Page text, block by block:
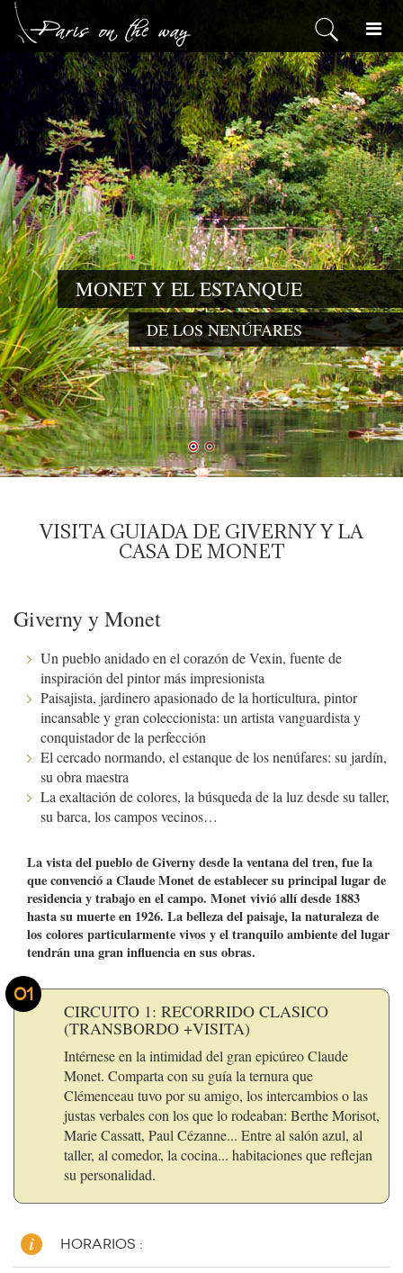
MONET Y EL ESTANQUE
DE LOS NENÚFARES
VISITA GUIADA DE GIVERNY Y LA
CASA DE MONET
Giverny y Monet
Un pueblo anidado en el corazón de Vexin, fuente de
inspiración del pintor más impresionista
Paisajista, jardinero apasionado de la horticultura, pintor
incansable y gran coleccionista: un artista vanguardista y
conquistador de la perfección
El cercado normando, el estanque de los nenúfares: su jardín,
su obra maestra
La exaltación de colores, la búsqueda de la luz desde su taller,
su barca, los campos vecinos…
La vista del pueblo de Giverny desde la ventana del tren, fue la
que convenció a Claude Monet de establecer su principal lugar de
residencia y trabajo en el campo. Monet vivió allí desde 1883
hasta su muerte en 1926. La belleza del paisaje, la naturaleza de
los colores particularmente vivos y el tranquilo ambiente del lugar
tendrán una gran influencia en sus obras.
01
CIRCUITO 1: RECORRIDO CLASICO
(TRANSBORDO +VISITA)
Intérnese en la intimidad del gran epicúreo Claude
Monet. Comparta con su guía la ternura que
Clémenceau tuvo por su amigo, los intercambios o las
justas verbales con los que lo rodeaban: Berthe Morisot,
Marie Cassatt, Paul Cézanne... Entre al salón azul, al
taller, al comedor, la cocina... habitaciones que reflejan
su personalidad.
HORARIOS :